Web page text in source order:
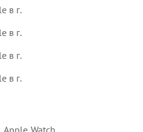
Apple Watch
в г.
в г.
в г.
в г.
г.
в г.